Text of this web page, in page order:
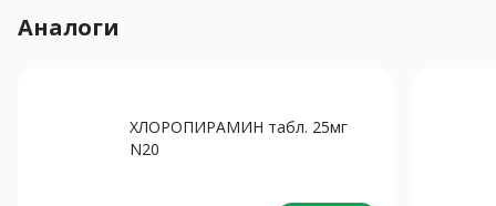
Аналоги
ХЛОРОПИРАМИН табл. 25мг
N20